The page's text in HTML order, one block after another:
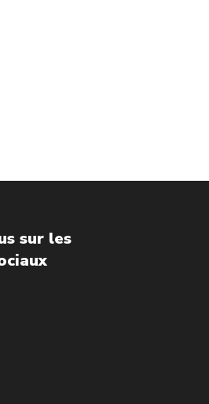
sur les